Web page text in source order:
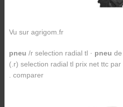
Vu sur agrigom.fr
pneu /r selection radial tl · pneu de
(.r) selection radial tl prix net ttc par
. comparer